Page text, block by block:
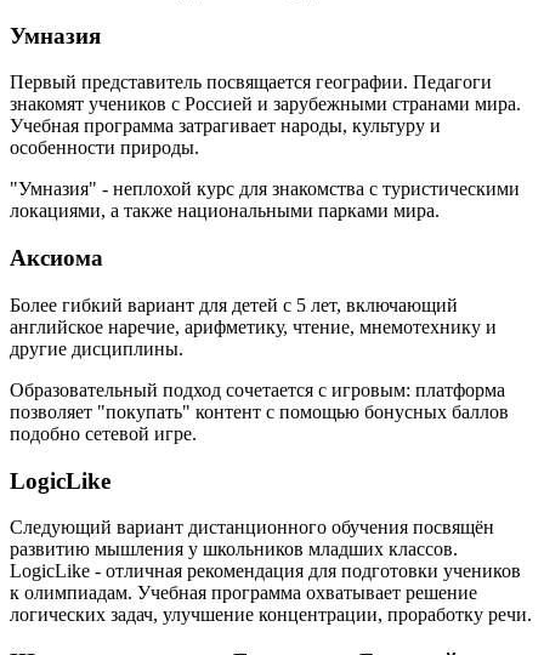
Умназия
Первый представитель посвящается географии. Педагоги
знакомят учеников с Россией и зарубежными странами мира.
Учебная программа затрагивает народы, культуру и
особенности природы.
"Умназия" - неплохой курс для знакомства с туристическими
локациями, а также национальными парками мира.
Аксиома
Более гибкий вариант для детей с 5 лет, включающий
английское наречие, арифметику, чтение, мнемотехнику и
другие дисциплины.
Образовательный подход сочетается с игровым: платформа
позволяет "покупать" контент с помощью бонусных баллов
подобно сетевой игре.
LogicLike
Следующий вариант дистанционного обучения посвящён
развитию мышления у школьников младших классов.
LogicLike - отличная рекомендация для подготовки учеников
к олимпиадам. Учебная программа охватывает решение
логических задач, улучшение концентрации, проработку речи.